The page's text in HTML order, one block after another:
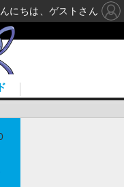
にちは、ゲストさん